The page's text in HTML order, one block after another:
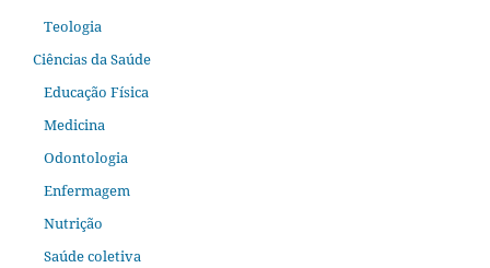
Teologia
Ciências da Saúde
Educação Física
Medicina
Odontologia
Enfermagem
Nutrição
Saúde coletiva